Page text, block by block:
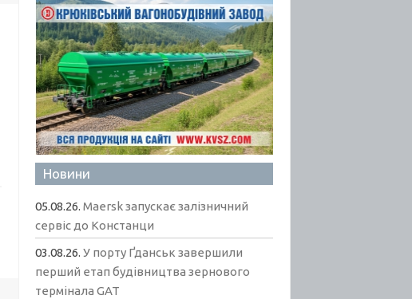
Новини
05.08.26.Maersk запускає залізничний
сервіс до Констанци
03.08.26.У порту Ґданськ завершили
перший етап будівництва зернового
термінала GAT